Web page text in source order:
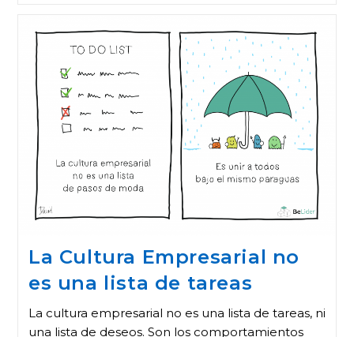
La Cultura Empresarial no
es una lista de tareas
La cultura empresarial no es una lista de tareas, ni
una lista de deseos. Son los comportamientos